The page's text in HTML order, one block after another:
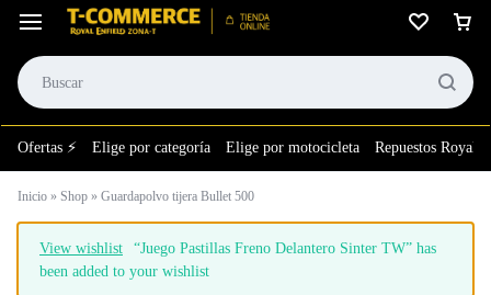
Ofertas ⚡ Elige por categoría Elige por motocicleta Repuestos Royal
Inicio » Shop » Guardapolvo tijera Bullet 500
View wishlist
“Juego Pastillas Freno Delantero Sinter TW” has
been added to your wishlist